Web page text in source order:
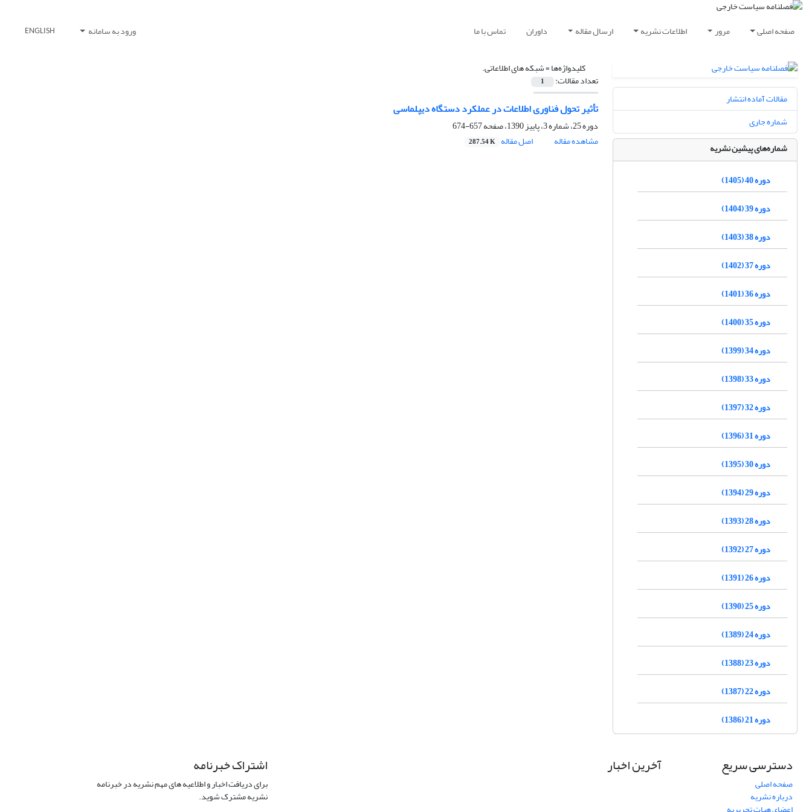
صفحه اصلی مرور اطلاعات نشریه ارسال مقاله داوران تماس با ما ورود به سامانه ENGLISH
کلیدواژه‌ها =شبکه های اطلاعاتی. ‏
تعداد مقالات: 1
تأثیر تحول فناوری اطلاعات در عملکرد دستگاه دیپلماسی ‏
دوره 25، شماره 3، پاییز 1390، صفحه
657-674
مشاهده مقاله
اصل مقاله 287.54 K
مقالات آماده انتشار
شماره جاری
شماره‌های پیشین نشریه
دوره 40 (1405)
دوره 39 (1404)
دوره 38 (1403)
دوره 37 (1402)
دوره 36 (1401)
دوره 35 (1400)
دوره 34 (1399)
دوره 33 (1398)
دوره 32 (1397)
دوره 31 (1396)
دوره 30 (1395)
دوره 29 (1394)
دوره 28 (1393)
دوره 27 (1392)
دوره 26 (1391)
دوره 25 (1390)
دوره 24 (1389)
دوره 23 (1388)
دوره 22 (1387)
دوره 21 (1386)
دسترسی سریع
صفحه اصلی
درباره نشریه
آخرین اخبار اشتراک خبرنامه
برای دریافت اخبار و اطلاعیه های مهم نشریه در خبرنامه
نشریه مشترک شوید.